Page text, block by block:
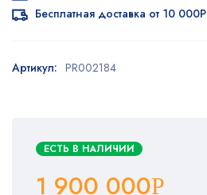
ЕСТЬ В НАЛИЧИИ
1 900 000Р
Бесплатная доставка от 10 000Р
Артикул: PR002184